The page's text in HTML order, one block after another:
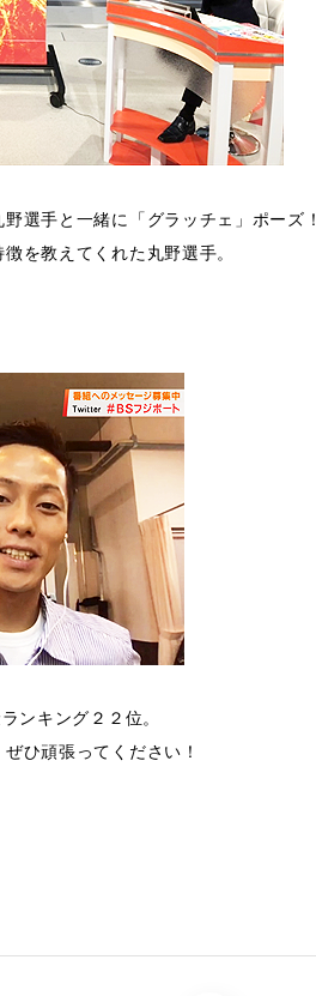
選手と一緒に「グラッチェ」ポーズ！
を教えてくれた丸野選手。
ンキング２２位。
ひ頑張ってください！